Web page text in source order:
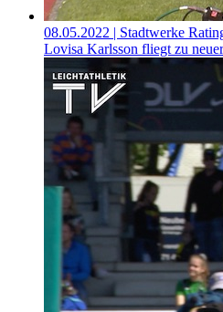
08.05.2022 | Stadtwerke
Lovisa Karlsson fliegt zu